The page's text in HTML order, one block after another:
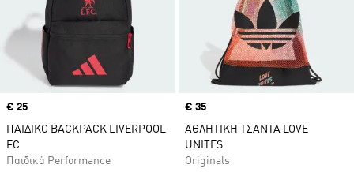
Price
€ 25
ΠΑΙΔΙΚΟ BACKPACK LIVERPOOL
FC
Παιδικά Performance
Price
€ 35
ΑΘΛΗΤΙΚΗ ΤΣΑΝΤΑ LOVE
UNITES
Originals